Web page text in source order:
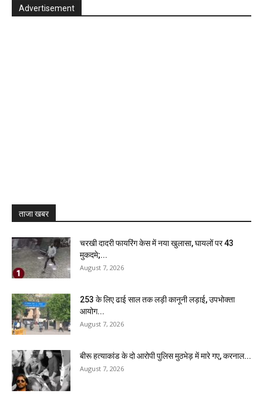
Advertisement
ताजा खबर
चरखी दादरी फायरिंग केस में नया खुलासा, घायलों पर 43
मुकदमे;...
August 7, 2026
₹253 के लिए ढाई साल तक लड़ी कानूनी लड़ाई, उपभोक्ता
आयोग...
August 7, 2026
बीरू हत्याकांड के दो आरोपी पुलिस मुठभेड़ में मारे गए, करनाल...
August 7, 2026